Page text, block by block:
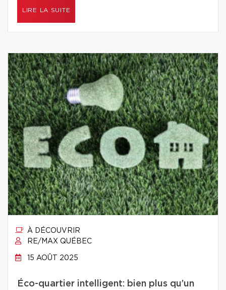
LIRE LA SUITE
À DÉCOUVRIR
RE/MAX QUÉBEC
15 AOÛT 2025
Éco-quartier intelligent: bien plus qu’un